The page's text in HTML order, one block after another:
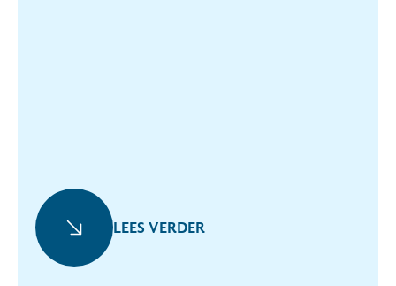
LEES VERDER